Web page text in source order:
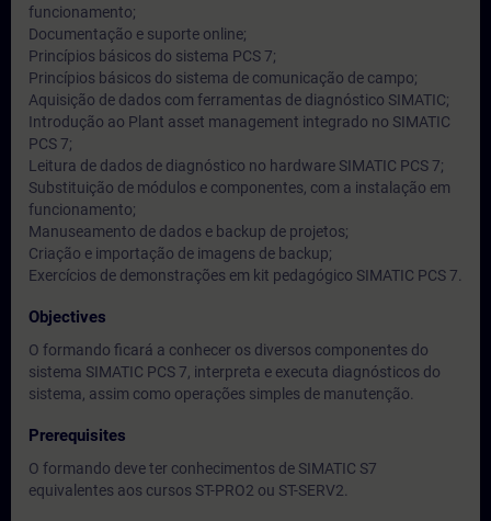
funcionamento;
Documentação e suporte online;
Princípios básicos do sistema PCS 7;
Princípios básicos do sistema de comunicação de campo;
Aquisição de dados com ferramentas de diagnóstico SIMATIC;
Introdução ao Plant asset management integrado no SIMATIC
PCS 7;
Leitura de dados de diagnóstico no hardware SIMATIC PCS 7;
Substituição de módulos e componentes, com a instalação em
funcionamento;
Manuseamento de dados e backup de projetos;
Criação e importação de imagens de backup;
Exercícios de demonstrações em kit pedagógico SIMATIC PCS 7.
Objectives
O formando ficará a conhecer os diversos componentes do
sistema SIMATIC PCS 7, interpreta e executa diagnósticos do
sistema, assim como operações simples de manutenção.
Prerequisites
O formando deve ter conhecimentos de SIMATIC S7
equivalentes aos cursos ST-PRO2 ou ST-SERV2.